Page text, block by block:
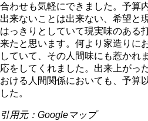
合わせも気軽にできました。予算
出来ないことは出来ない、希望と
はっきりとしていて現実味のある
来たと思います。何より家造りに
していて、その人間味にも惹かれ
応をしてくれました。出来上がっ
おける人間関係においても、予算
した。
引用元：Googleマップ